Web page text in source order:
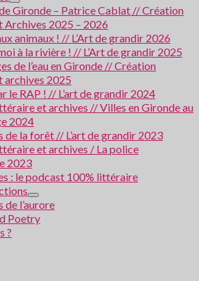
Gironde – Patrice Cablat // Création
Archives 2025 – 2026
animaux ! // L’Art de grandir 2026
à la rivière ! // L’Art de grandir 2025
de l’eau en Gironde // Création
archives 2025
le RAP ! // L’art de grandir 2024
et archives // Villes en Gironde au
2024
de la forêt // L’art de grandir 2023
et archives / La police
2023
: le podcast 100% littéraire
de l’aurore
Poetry
?